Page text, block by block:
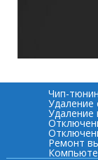
Чип-
Удаление
Удаление
Ремонт